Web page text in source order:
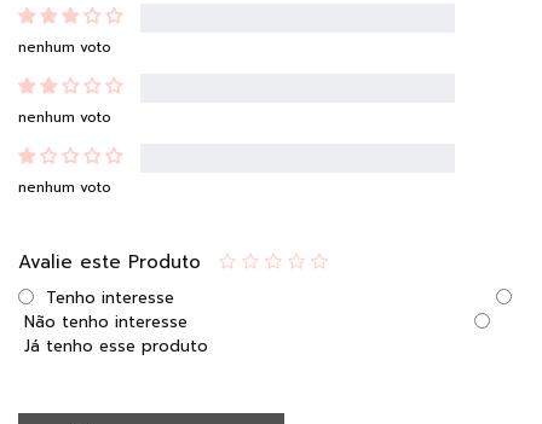
nenhum voto
nenhum voto
nenhum voto
Avalie este Produto
Tenho interesse
Não tenho interesse
Já tenho esse produto